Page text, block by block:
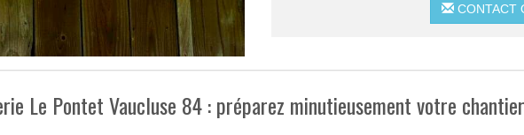
CONTACT
Le Pontet Vaucluse 84 : préparez minutieusement votre chantier